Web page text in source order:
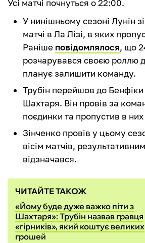
Усі матчі почнуться о 22:00.
У нинішньому сезоні Лунін
матчі в Ла Лізі, в яких
Раніше повідомлялося, що
розчарувався своєю роллю
планує залишити команду.
Трубін перейшов до Бенфіки
Шахтаря. Він провів за
поєдинки та пропустив в них
Зінченко провів у цьому
вісім матчів,
відзначався.
ЧИТАЙТЕ ТАКОЖ
«Йому буде дуже важко піти з
Шахтаря»: Трубін назвав гравця
«гірників», який коштує великих
грошей